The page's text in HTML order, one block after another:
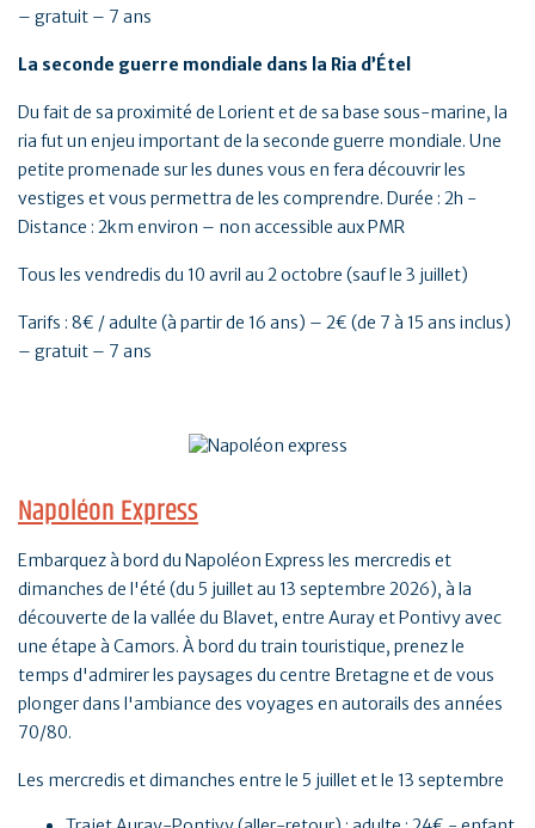
– gratuit – 7 ans
La seconde guerre mondiale dans la Ria d’Étel
Du fait de sa proximité de Lorient et de sa base sous-marine, la
ria fut un enjeu important de la seconde guerre mondiale. Une
petite promenade sur les dunes vous en fera découvrir les
vestiges et vous permettra de les comprendre. Durée : 2h -
Distance : 2km environ – non accessible aux PMR
Tous les vendredis du 10 avril au 2 octobre (sauf le 3 juillet)
Tarifs : 8€ / adulte (à partir de 16 ans) – 2€ (de 7 à 15 ans inclus)
– gratuit – 7 ans
Napoléon Express
Embarquez à bord du Napoléon Express les mercredis et
dimanches de l'été (du 5 juillet au 13 septembre 2026), à la
découverte de la vallée du Blavet, entre Auray et Pontivy avec
une étape à Camors. À bord du train touristique, prenez le
temps d'admirer les paysages du centre Bretagne et de vous
plonger dans l'ambiance des voyages en autorails des années
70/80.
Les mercredis et dimanches entre le 5 juillet et le 13 septembre